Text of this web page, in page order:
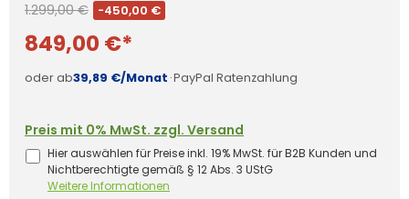
1.299,00 € -450,00 €
849,00 €*
oder ab39,89 €/Monat ·PayPal Ratenzahlung
Preis mit 0% MwSt. zzgl. Versand
Hier auswählen für Preise inkl. 19% MwSt. für B2B Kunden und
Nichtberechtigte gemäß § 12 Abs. 3 UStG
Weitere Informationen